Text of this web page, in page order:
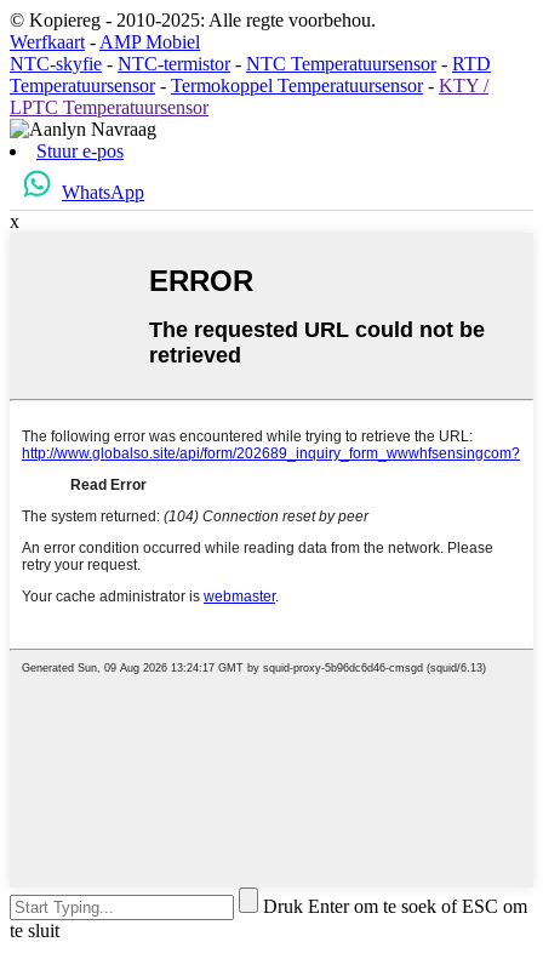
© Kopiereg - 2010-2025: Alle regte voorbehou.
Werfkaart - AMP Mobiel
NTC-skyfie - NTC-termistor- NTC Temperatuursensor- RTD
Temperatuursensor- Termokoppel Temperatuursensor- KTY /
LPTC Temperatuursensor
Stuur e-pos
WhatsApp
x
Druk Enter om te soek of ESC om
te sluit